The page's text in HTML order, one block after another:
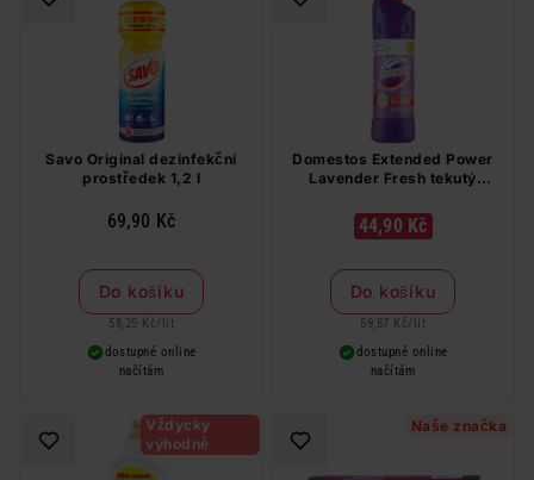
Savo Original dezinfekční
prostředek 1,2 l
69,90 Kč
Do košíku
58,25 Kč/ lit
dostupné online
načítám
Domestos Extended Power
Lavender Fresh tekutý
přípravek 750 ml
44,90 Kč
Do košíku
59,87 Kč/ lit
dostupné online
načítám
Vždycky
výhodně
Naše značka